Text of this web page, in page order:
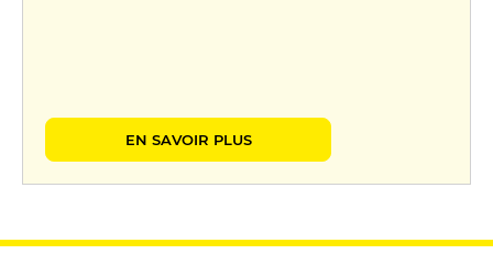
EN SAVOIR PLUS